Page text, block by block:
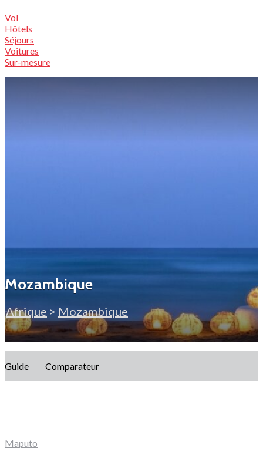
Vol
Hôtels
Séjours
Voitures
Sur-mesure
Mozambique
Afrique > Mozambique
Guide Comparateur
Maputo